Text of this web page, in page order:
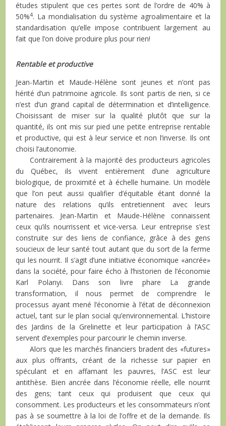
études stipulent que ces pertes sont de l’ordre de 40% à
50%4. La mondialisation du système agroalimentaire et la
standardisation qu’elle impose contribuent largement au
fait que l’on doive produire plus pour rien!
Rentable et productive
Jean-Martin et Maude-Hélène sont jeunes et n’ont pas
hérité d’un patrimoine agricole. Ils sont partis de rien, si ce
n’est d’un grand capital de détermination et d’intelligence.
Choisissant de miser sur la qualité plutôt que sur la
quantité, ils ont mis sur pied une petite entreprise rentable
et productive, qui est à leur service et non l’inverse. Ils ont
choisi l’autonomie.
Contrairement à la majorité des producteurs agricoles
du Québec, ils vivent entièrement d’une agriculture
biologique, de proximité et à échelle humaine. Un modèle
que l’on peut aussi qualifier d’équitable étant donné la
nature des relations qu’ils entretiennent avec leurs
partenaires. Jean-Martin et Maude-Hélène connaissent
ceux qu’ils nourrissent et vice-versa. Leur entreprise s’est
construite sur des liens de confiance, grâce à des gens
soucieux de leur santé tout autant que du sort de la ferme
qui les nourrit. Il s’agit d’une initiative économique «ancrée»
dans la société, pour faire écho à l’historien de l’économie
Karl Polanyi. Dans son livre phare La grande
transformation, il nous permet de comprendre le
processus ayant mené l’économie à l’état de déconnexion
actuel, tant sur le plan social qu’environnemental. L’histoire
des Jardins de la Grelinette et leur participation à l’ASC
servent d’exemples pour parcourir le chemin inverse.
Alors que les marchés financiers bradent des «futures»
aux plus offrants, créant de la richesse sur papier en
spéculant et en affamant les pauvres, l’ASC est leur
antithèse. Bien ancrée dans l’économie réelle, elle nourrit
des gens; tant ceux qui produisent que ceux qui
consomment. Les producteurs et les consommateurs n’ont
pas à se soumettre à la loi de l’offre et de la demande. Ils